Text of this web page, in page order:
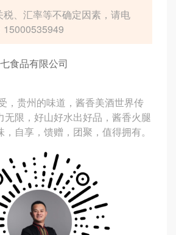
税、汇率等不确定因素，请电
15000535949
食品有限公司
，贵州的味道，酱香美酒世界传
无限，好山好水出好品，酱香火腿
自享，馈赠，团聚，值得拥有。